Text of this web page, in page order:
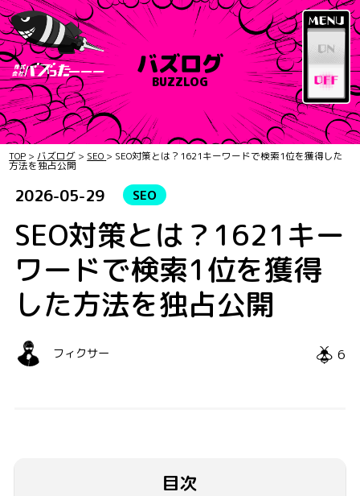
バズログ
BUZZLOG
TOP > バズログ > SEO > SEO対策とは？1621キーワードで検索1位を獲得した
方法を独占公開
2026-05-29 SEO
SEO対策とは？1621キー
ワードで検索1位を獲得
した方法を独占公開
フィクサー 6
目次